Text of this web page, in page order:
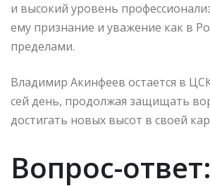
и высокий уровень
ему признание и уважение как в
пределами.
Владимир Акинфеев остается в
сей день, продолжая защищать
достигать новых высот в своей
Вопрос-ответ: